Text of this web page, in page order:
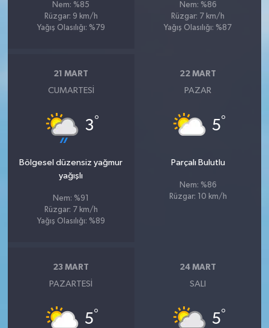
Nem: %85
Rüzgar: 9 km/h
Yağış Olasılığı: %79
Nem: %86
Rüzgar: 7 km/h
Yağış Olasılığı: %87
21 MART
CUMARTESI
3°
Bölgesel düzensiz yağmur
yağışlı
Nem: %91
Rüzgar: 7 km/h
Yağış Olasılığı: %89
22 MART
PAZAR
5°
Parçalı Bulutlu
Nem: %86
Rüzgar: 10 km/h
23 MART
PAZARTESI
5°
24 MART
SALI
5°